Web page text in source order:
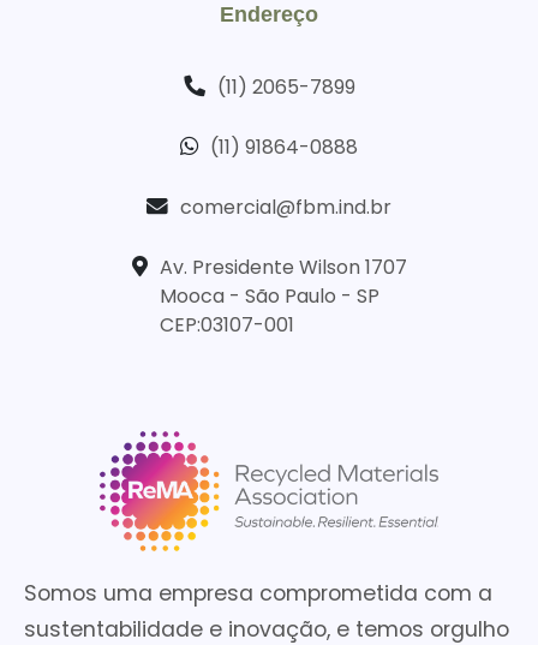
Endereço
(11) 2065-7899
(11) 91864-0888
comercial@fbm.ind.br
Av. Presidente Wilson 1707
Mooca - São Paulo - SP
CEP:03107-001
Somos uma empresa comprometida com a
sustentabilidade e inovação, e temos orgulho